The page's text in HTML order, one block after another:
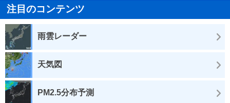
注目のコンテンツ
雨雲レーダー
天気図
PM2.5分布予測